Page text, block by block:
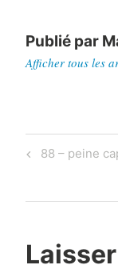
Publié par
Afficher tous les
Previous
88 – peine